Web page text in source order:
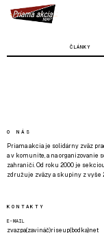
ČLÁNKY
O NÁS
Priama akcia je solidárny zväz
a v komunite, a na organizovanie
zahraničí. Od roku 2000 je
združuje zväzy a skupiny z vyše
KONTAKTY
E-MAIL
zvazpa(zavináč)riseup(bodka)net